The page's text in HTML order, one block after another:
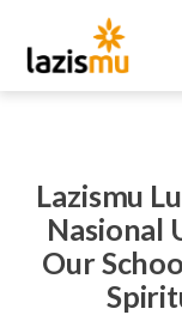
Lazismu
Nasional
Our